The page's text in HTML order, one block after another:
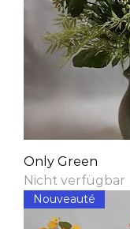
Only Green
Nicht verfügbar
Nouveauté